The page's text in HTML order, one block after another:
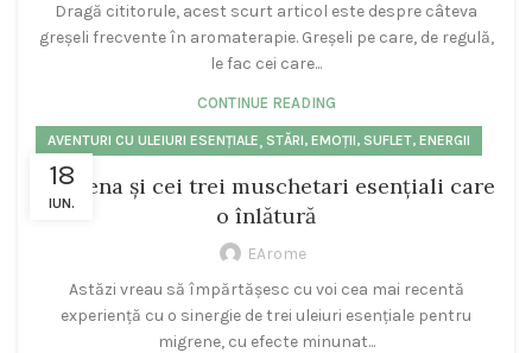
Dragă cititorule, acest scurt articol este despre câteva
greșeli frecvente în aromaterapie. Greșeli pe care, de regulă,
le fac cei care...
CONTINUE READING
18
IUN.
AVENTURI CU ULEIURI ESENȚIALE, STĂRI, EMOȚII, SUFLET, ENERGII
Migrena și cei trei muschetari esențiali care
o înlătură
EArome
Astăzi vreau să împărtășesc cu voi cea mai recentă
experiență cu o sinergie de trei uleiuri esențiale pentru
migrene, cu efecte minunat...